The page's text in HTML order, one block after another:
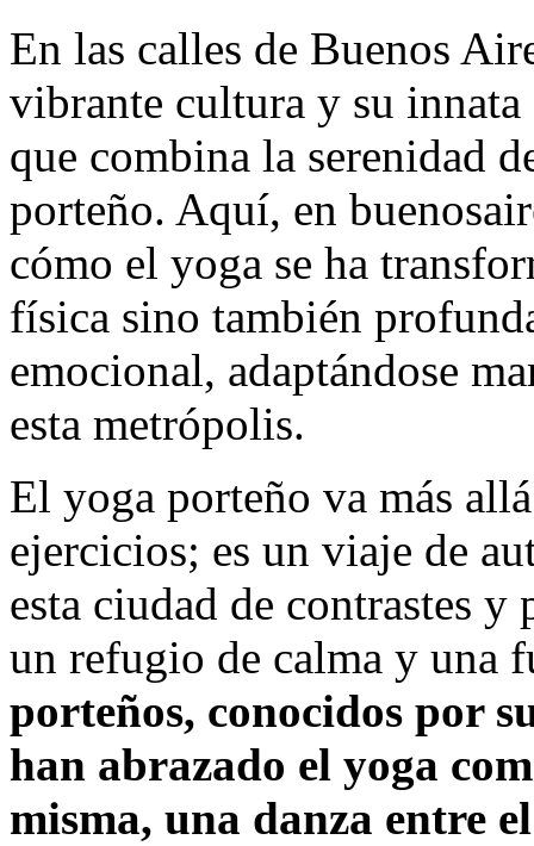
En las calles de Buenos
vibrante cultura y su innata
que combina la serenidad
porteño. Aquí, en
cómo el yoga se ha
física sino también
emocional, adaptándose
esta metrópolis.
El yoga porteño va más
ejercicios; es un viaje de
esta ciudad de contrastes y
un refugio de calma y una
porteños, conocidos por
han abrazado el yoga
misma, una danza entre